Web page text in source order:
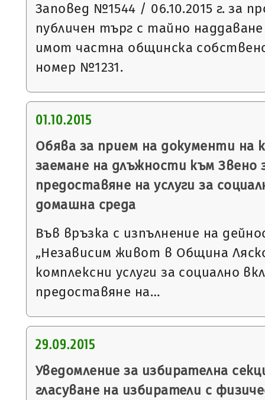
Заповед №1544 / 06.10.2015 г. за
публичен търг с тайно
имот частна общинска
номер №1231.
01.10.2015
Обява за прием на документи на
заемане на длъжности към Звено
предоставяне на услуги за
домашна среда
Във връзка с изпълнение на
„Независим живот в Община
комплексни услуги за социално
предоставяне на…
29.09.2015
Уведомление за избирателна
гласуване на избиратели с